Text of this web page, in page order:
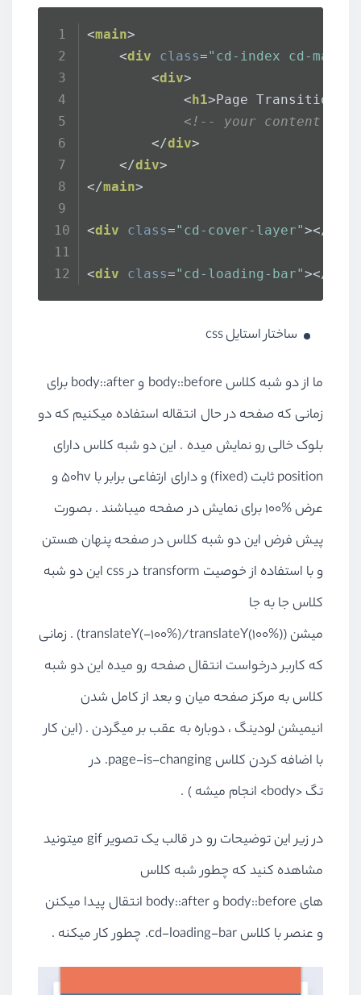
<main>
<div class="cd-index cd-main-
<div>
< h1> Page Transition
<!-- your content
</div>
</div>
</main>
<div class="cd-cover-layer"></
<div class="cd-loading-bar"></
ساختار استایل css
ما از دو شبه کلاس body::before و body::after برای
زمانی که صفحه در حال انتقاله استفاده میکنیم که دو
بلوک خالی رو نمایش میده . این دو شبه کلاس دارای
position ثابت (fixed) و دارای ارتفاعی برابر با 50hv و
عرض100%برای نمایش در صفحه میباشند . بصورت
پیش فرض این دو شبه کلاس در صفحه پنهان هستن
و با استفاده از خوصیت transform در css این دو شبه
کلاس جا به جا
میشن(translateY(-100%)/translateY(100%)) . زمانی
که کاربر درخواست انتقال صفحه رو میده این دو شبه
کلاس به مرکز صفحه میان و بعد از کامل شدن
انیمیشن لودینگ ، دوباره به عقب بر میگردن . (این کار
با اضافه کردن کلاس .page-is-changing در
تگ <body> انجام میشه ) .
در زیر این توضیحات رو در قالب یک تصویر gif میتونید
مشاهده کنید که چطور شبه کلاس
های body::before و body::after انتقال پیدا میکنن
و عنصر با کلاس.cd-loading-bar چطور کار میکنه .